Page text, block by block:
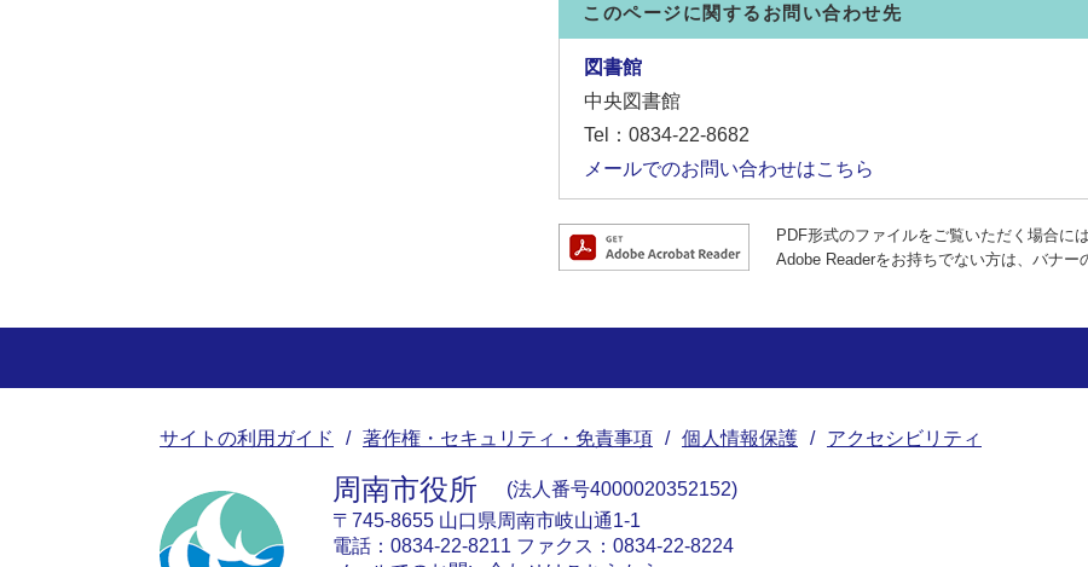
このページに関するお問い合わせ先
図書館
中央図書館
Tel：0834-22-8682
メールでのお問い合わせはこちら
PDF形式のファイルをご覧いただく場合に
Adobe Readerをお持ちでない方は、バナー
サイトの利用ガイド 著作権・セキュリティ・免責事項 個人情報保護 アクセシビリティ
周南市役所
法人番号4000020352152
〒745-8655 山口県周南市岐山通1-1
電話：0834-22-8211 ファクス：0834-22-8224